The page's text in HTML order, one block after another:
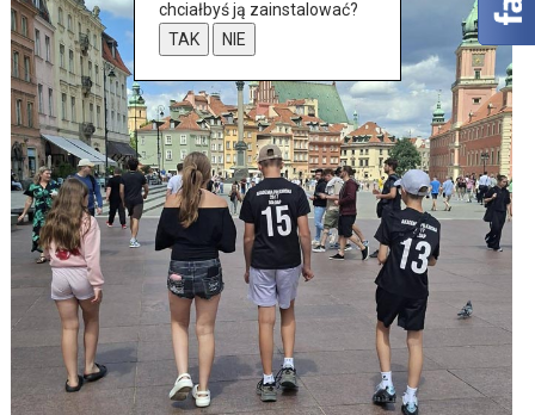
chciałbyś ją zainstalować?
TAK
NIE